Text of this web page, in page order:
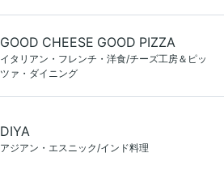
GOOD CHEESE GOOD PIZZA
イタリアン・フレンチ・洋食/チーズ工房＆ピッ
ツァ・ダイニング
DIYA
アジアン・エスニック/インド料理